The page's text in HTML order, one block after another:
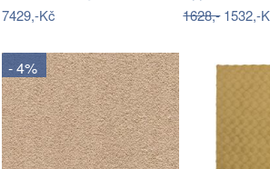
7429,-Kč 1628,-1532,-
- 4%